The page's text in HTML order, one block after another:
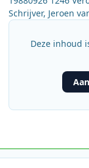
Schrijver, Jeroen
Deze inhoud